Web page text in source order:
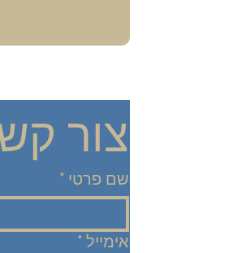
צור
שם פרטי *
אימייל *